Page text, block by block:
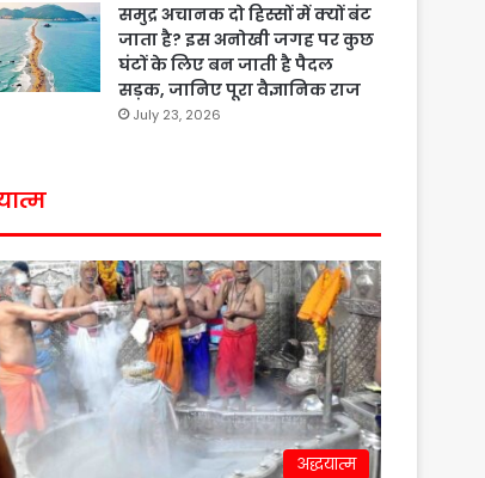
समुद्र अचानक दो हिस्सों में क्यों बंट
जाता है? इस अनोखी जगह पर कुछ
घंटों के लिए बन जाती है पैदल
सड़क, जानिए पूरा वैज्ञानिक राज
July 23, 2026
अद्धयात्म